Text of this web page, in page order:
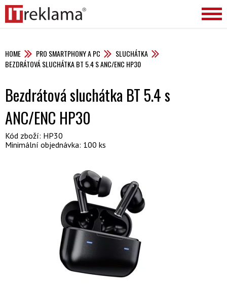
HOME PRO SMARTPHONY A PC
SLUCHÁTKA
BEZDRÁTOVÁ SLUCHÁTKA BT 5.4 S ANC/ENC HP30
Bezdrátová sluchátka BT 5.4 s
ANC/ENC HP30
Kód zboží: HP30
Minimální objednávka: 100 ks